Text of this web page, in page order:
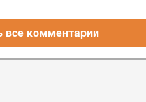
все комментарии